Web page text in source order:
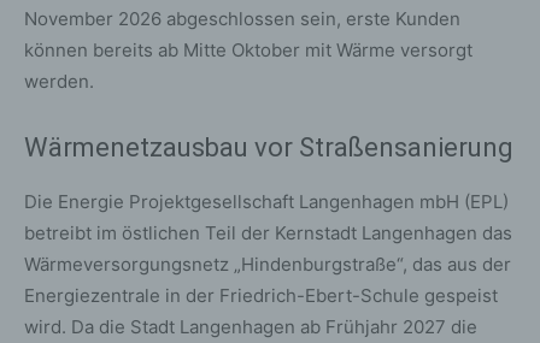
November 2026 abgeschlossen sein, erste Kunden
können bereits ab Mitte Oktober mit Wärme versorgt
werden.
Wärmenetzausbau vor Straßensanierung
Die Energie Projektgesellschaft Langenhagen mbH (EPL)
betreibt im östlichen Teil der Kernstadt Langenhagen das
Wärmeversorgungsnetz „Hindenburgstraße“, das aus der
Energiezentrale in der Friedrich-Ebert-Schule gespeist
wird. Da die Stadt Langenhagen ab Frühjahr 2027 die